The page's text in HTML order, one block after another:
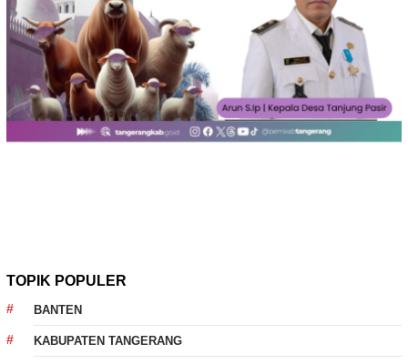
TOPIK POPULER
BANTEN
KABUPATEN TANGERANG